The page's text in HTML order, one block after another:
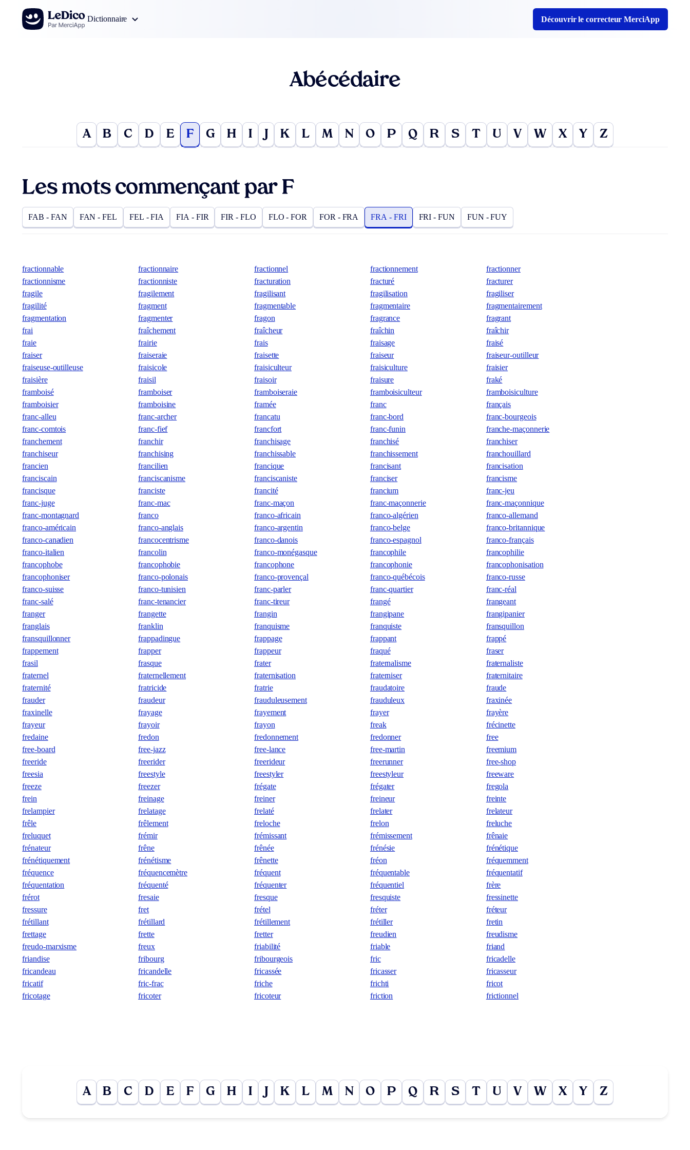
Aller au contenu
Dictionnaire Découvrir le correcteur MerciApp
Abécédaire
A B C D E F G H I J K L M N O P Q R S T U V W X Y Z
Les mots commençant par F
FAB - FAN FAN - FEL FEL - FIA FIA - FIR FIR - FLO FLO - FOR FOR - FRA FRA - FRI FRI - FUN FUN - FUY
fractionnable fractionnaire fractionnel fractionnement
fractionner
fractionnisme
fractionniste fracturation fracturé
fracturer
fragile
fragilement fragilisant fragilisation
fragiliser
fragilité
fragment fragmentable fragmentaire
fragmentairement
fragmentation
fragmenter fragon fragrance
fragrant
frai
fraîchement fraîcheur fraîchin
fraîchir
fraie
frairie frais fraisage
fraisé
fraiser
fraiseraie fraisette fraiseur
fraiseur-outilleur
fraiseuse-outilleuse
fraisicole fraisiculteur fraisiculture
fraisier
fraisière
fraisil fraisoir fraisure
fraké
framboisé
framboiser framboiseraie framboisiculteur
framboisiculture
framboisier
framboisine framée franc
français
franc-alleu
franc-archer francatu franc-bord
franc-bourgeois
franc-comtois
franc-fief francfort franc-funin
franche-maçonnerie
franchement
franchir franchisage franchisé
franchiser
franchiseur
franchising franchissable franchissement
franchouillard
francien
francilien francique francisant
francisation
franciscain
franciscanisme franciscaniste franciser
francisme
francisque
franciste francité francium
franc-jeu
franc-juge
franc-mac franc-maçon franc-maçonnerie
franc-maçonnique
franc-montagnard
franco franco-africain franco-algérien
franco-allemand
franco-américain
franco-anglais franco-argentin franco-belge
franco-britannique
franco-canadien
francocentrisme franco-danois franco-espagnol
franco-français
franco-italien
francolin franco-monégasque francophile
francophilie
francophobe
francophobie francophone francophonie
francophonisation
francophoniser
franco-polonais franco-provençal franco-québécois
franco-russe
franco-suisse
franco-tunisien franc-parler franc-quartier
franc-réal
franc-salé
franc-tenancier franc-tireur frangé
frangeant
franger
frangette frangin frangipane
frangipanier
franglais
franklin franquisme franquiste
fransquillon
fransquillonner
frappadingue frappage frappant
frappé
frappement
frapper frappeur fraqué
fraser
frasil
frasque frater fraternalisme
fraternaliste
fraternel
fraternellement fraternisation fraterniser
fraternitaire
fraternité
fratricide fratrie fraudatoire
fraude
frauder
fraudeur frauduleusement frauduleux
fraxinée
fraxinelle
frayage frayement frayer
frayère
frayeur
frayoir frayon freak
frécinette
fredaine
fredon fredonnement fredonner
free
free-board
free-jazz free-lance free-martin
freemium
freeride
freerider freerideur freerunner
free-shop
freesia
freestyle freestyler freestyleur
freeware
freeze
freezer frégate frégater
fregola
frein
freinage freiner freineur
freinte
frelampier
frelatage frelaté frelater
frelateur
frêle
frêlement freloche frelon
freluche
freluquet
frémir frémissant frémissement
frênaie
frénateur
frêne frênée frénésie
frénétique
frénétiquement
frénétisme frênette fréon
fréquemment
fréquence
fréquencemètre fréquent fréquentable
fréquentatif
fréquentation
fréquenté fréquenter fréquentiel
frère
frérot
fresaie fresque fresquiste
fressinette
fressure
fret frétel fréter
fréteur
frétillant
frétillard frétillement frétiller
fretin
frettage
frette fretter freudien
freudisme
freudo-marxisme
freux friabilité friable
friand
friandise
fribourg fribourgeois fric
fricadelle
fricandeau
fricandelle fricassée fricasser
fricasseur
fricatif
fric-frac friche frichti
fricot
fricotage
fricoter fricoteur friction frictionnel
A B C D E F G H I J K L M N O P Q R S T U V W X Y Z